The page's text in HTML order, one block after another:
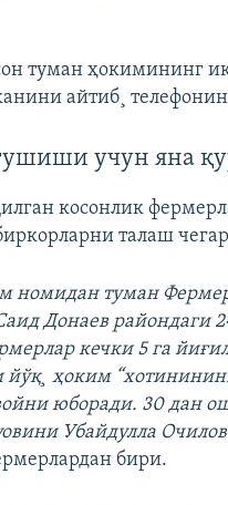
туман ҳокимининг
айтиб¸
учун яна
косонлик
талаш
номидан туман
Донаев райондаги
кечки 5 га
ҳоким
юборади. 30
Убайдулла Очилов
бири.